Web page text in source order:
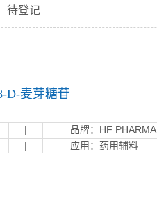
待登记
D-麦芽糖苷
|
品牌：HF PHARMA
| 应用：药用辅料